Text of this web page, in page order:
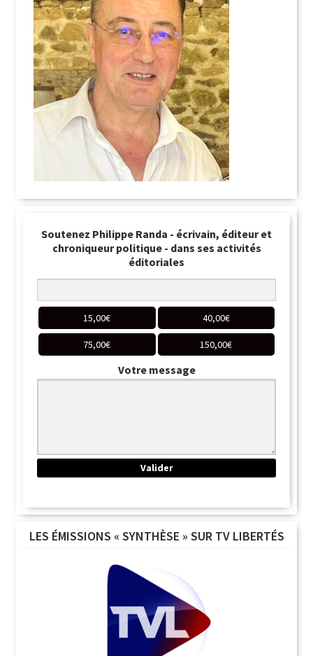
Soutenez Philippe Randa - écrivain, éditeur et
chroniqueur politique - dans ses activités
éditoriales
15,00€ 40,00€
75,00€ 150,00€
Votre message
LES ÉMISSIONS « SYNTHÈSE » SUR TV LIBERTÉS